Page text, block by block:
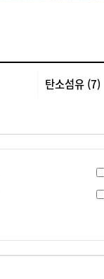
탄소섬유 (7)